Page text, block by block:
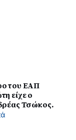
του ΕΑΠ
ο
Τσώκος.